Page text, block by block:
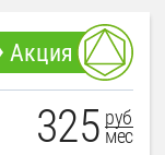
Акция
325 руб
мес